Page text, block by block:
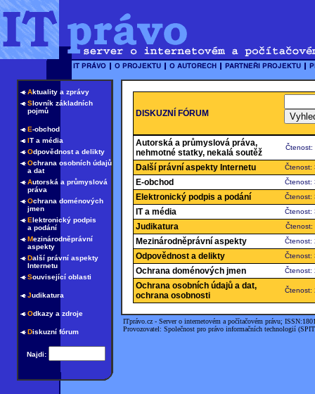
Aktuality a zprávy
Slovník základních
pojmů
E-obchod
IT a média
Odpovědnost a delikty
Ochrana osobních údajů
a dat
Autorská a průmyslová
práva
Ochrana doménových
jmen
Elektronický podpis
a podání
Mezinárodněprávní
aspekty
Další právní aspekty
Internetu
Související oblasti
Judikatura
Odkazy a zdroje
Diskuzní fórum
Najdi:
DISKUZNÍ FÓRUM
Autorská a průmyslová práva,
nehmotné statky, nekalá soutěž
Čtenost:
Další právní aspekty Internetu Čtenost:
E-obchod Čtenost:
Elektronický podpis a podání Čtenost:
IT a média Čtenost:
Judikatura Čtenost:
Mezinárodněprávní aspekty Čtenost:
Odpovědnost a delikty Čtenost:
Ochrana doménových jmen Čtenost:
Ochrana osobních údajů a dat,
ochrana osobnosti
Čtenost:
ITprávo.cz - Server o internetovém a počítačovém právu;
Provozovatel: Společnost pro právo informačních technologií